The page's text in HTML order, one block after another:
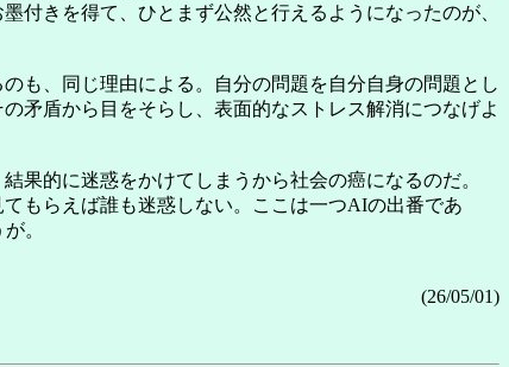
付きを得て、ひとまず公然と行えるようになったのが、
も、同じ理由による。自分の問題を自分自身の問題とし
矛盾から目をそらし、表面的なストレス解消につなげよ
果的に迷惑をかけてしまうから社会の癌になるのだ。
もらえば誰も迷惑しない。ここは一つAIの出番であ
。
(26/05/01)